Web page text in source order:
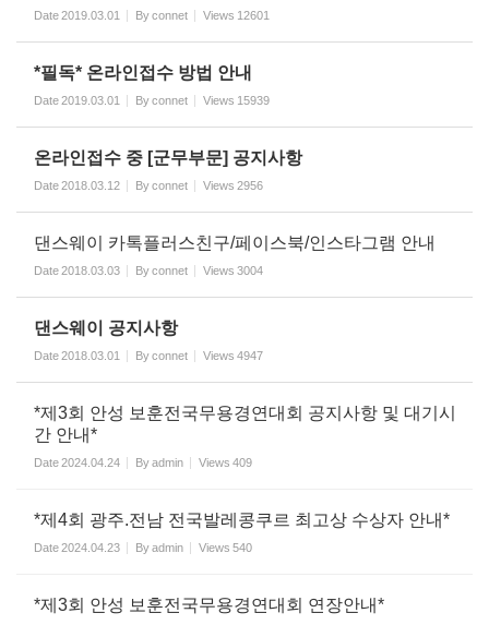
Date2019.03.01 Byconnet Views 12601
*필독* 온라인접수 방법 안내
Date2019.03.01 Byconnet Views 15939
온라인접수 중 [군무부문] 공지사항
Date2018.03.12 Byconnet Views 2956
댄스웨이 카톡플러스친구/페이스북/인스타그램 안내
Date2018.03.03 Byconnet Views 3004
댄스웨이 공지사항
Date2018.03.01 Byconnet Views 4947
*제3회 안성 보훈전국무용경연대회 공지사항 및 대기시
간 안내*
Date2024.04.24 Byadmin Views 409
*제4회 광주.전남 전국발레콩쿠르 최고상 수상자 안내*
Date2024.04.23 Byadmin Views 540
*제3회 안성 보훈전국무용경연대회 연장안내*